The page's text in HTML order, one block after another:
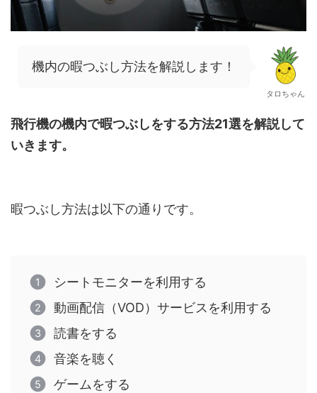
機内の暇つぶし方法を解説します！
タロちゃん
飛行機の機内で暇つぶしをする方法21選を解説して
いきます。
暇つぶし方法は以下の通りです。
シートモニターを利用する
動画配信（VOD）サービスを利用する
読書をする
音楽を聴く
ゲームをする